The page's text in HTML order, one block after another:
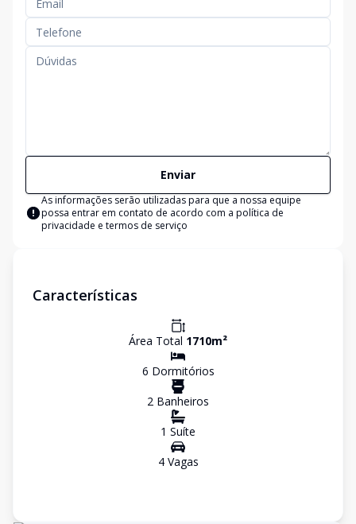
Enviar
As informações serão utilizadas para que a nossa equipe
possa entrar em contato de acordo com a política de
privacidade e termos de serviço
Características
Área Total 1710m²
6 Dormitórios
2 Banheiros
1 Suíte
4Vagas